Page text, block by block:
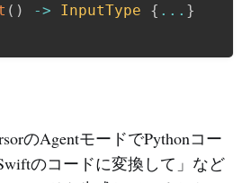
( ) -> InputType { ... }
のAgentモードでPythonコー
のコードに変換して」など